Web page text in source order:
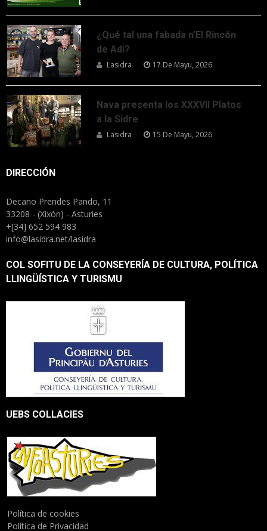
¿Qué tal una fabada n’El Rincón
de Adi?
Lasidra 17 De Mayu, 2026
Nava presenta los XXXVII Platos
a la Sidre
Lasidra 15 De Mayu, 2026
DIRECCIÓN
Decano Prendes Pando, 11
33208 - (Xixón) - Asturies
+[34] 652 594 983
info@lasidra.net/lasidra
COL SOFITU DE LA CONSEYERÍA DE CULTURA, POLÍTICA
LLINGÜÍSTICA Y TURISMU
UEBS COLLACIES
Política de cookies
Política de Privacidad